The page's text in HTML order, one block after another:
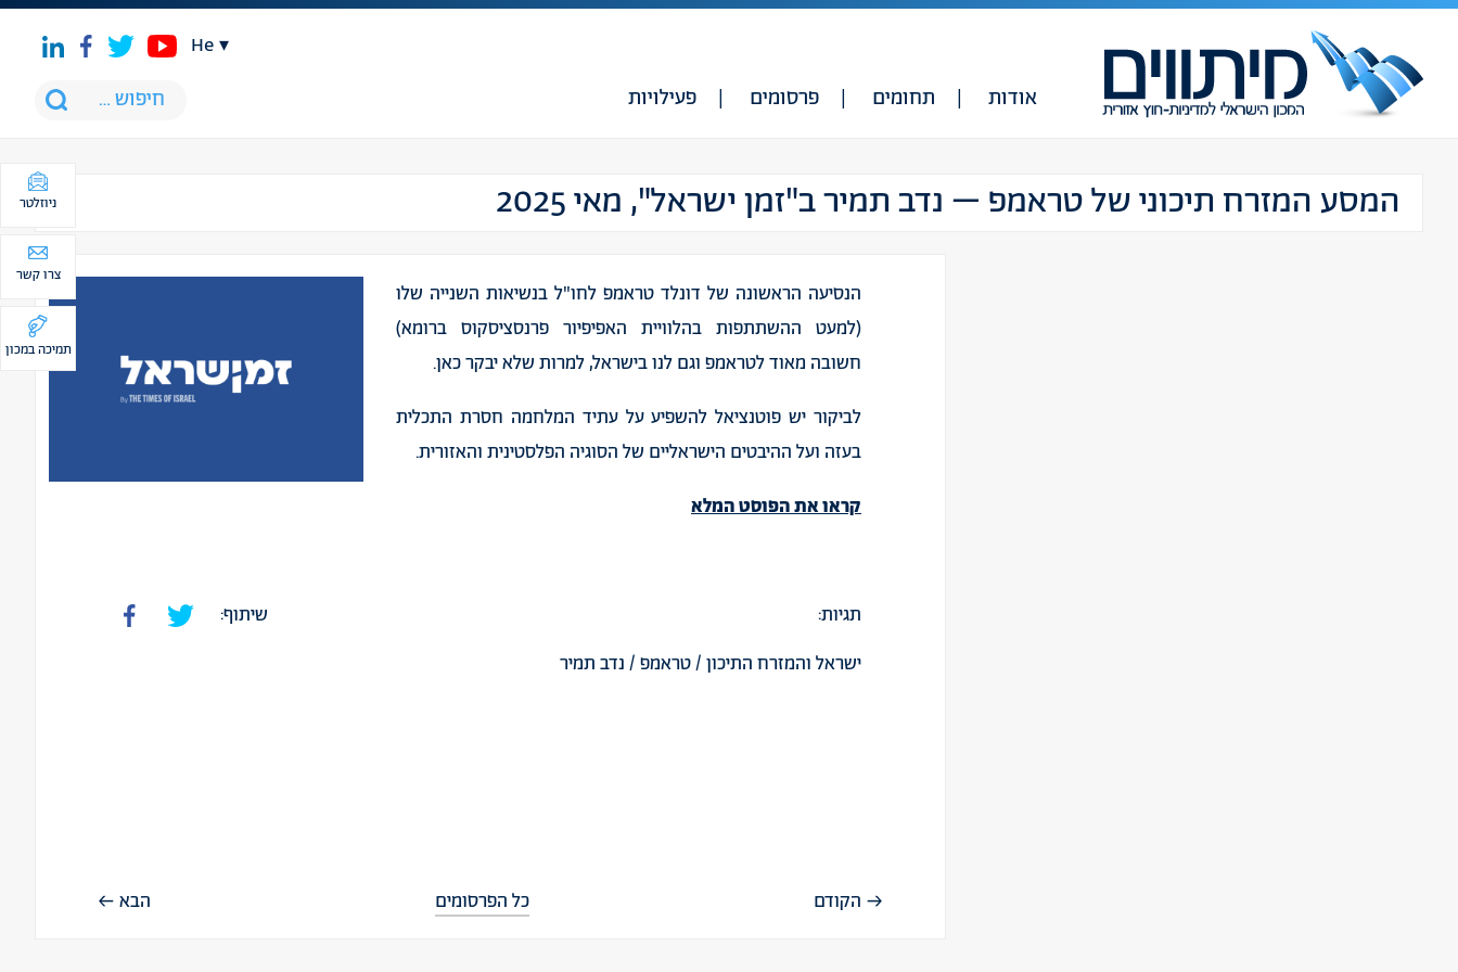
אודות תחומים פרסומים פעילויות
he
המסע המזרח תיכוני של טראמפ – נדב תמיר ב"זמן ישראל", מאי 2025
הנסיעה הראשונה של דונלד טראמפ לחו"ל בנשיאות השנייה שלו
(למעט ההשתתפות בהלוויית האפיפיור פרנסציסקוס ברומא)
חשובה מאוד לטראמפ וגם לנו בישראל, למרות שלא יבקר כאן.
לביקור יש פוטנציאל להשפיע על עתיד המלחמה חסרת התכלית
בעזה ועל ההיבטים הישראליים של הסוגיה הפלסטינית והאזורית.
קראו את הפוסט המלא
שיתוף:
תגיות:
ישראל והמזרח התיכון /טראמפ / נדב תמיר
הקודם כל הפרסומים הבא
ניוזלטר
צרו קשר
תמיכה במכון